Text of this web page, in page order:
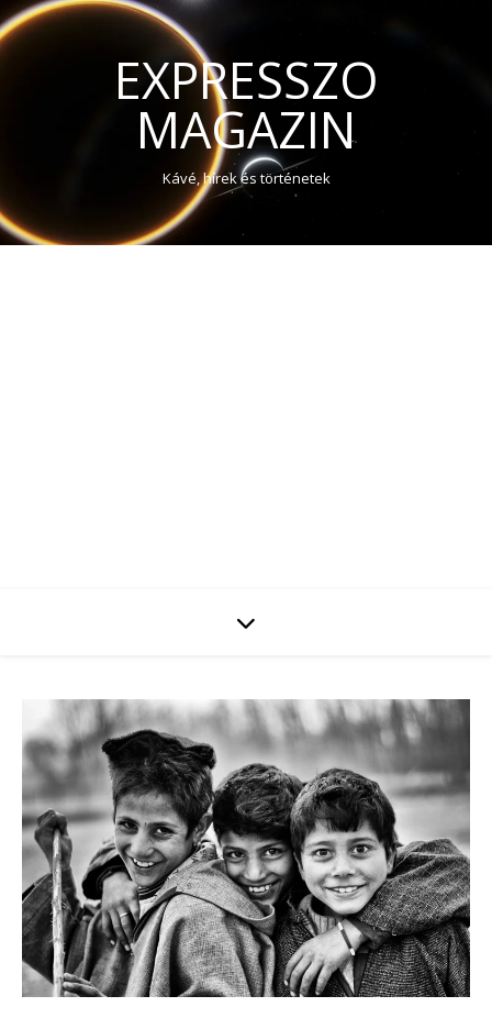
EXPRESSZO
MAGAZIN
Kávé, hírek és történetek